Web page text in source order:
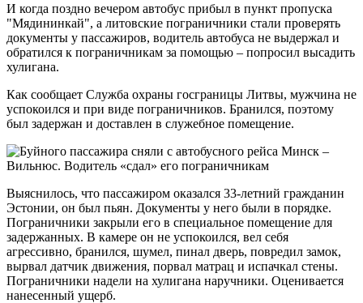
И когда поздно вечером автобус прибыл в пункт пропуска
"Мядининкай", а литовские пограничники стали проверять
документы у пассажиров, водитель автобуса не выдержал и
обратился к пограничникам за помощью – попросил высадить
хулигана.
Как сообщает Служба охраны госграницы Литвы, мужчина не
успокоился и при виде пограничников. Бранился, поэтому
был задержан и доставлен в служебное помещение.
Выяснилось, что пассажиром оказался 33-летний гражданин
Эстонии, он был пьян. Документы у него были в порядке.
Пограничники закрыли его в специальное помещение для
задержанных. В камере он не успокоился, вел себя
агрессивно, бранился, шумел, пинал дверь, повредил замок,
вырвал датчик движения, порвал матрац и испачкал стены.
Пограничники надели на хулигана наручники. Оценивается
нанесенный ущерб.